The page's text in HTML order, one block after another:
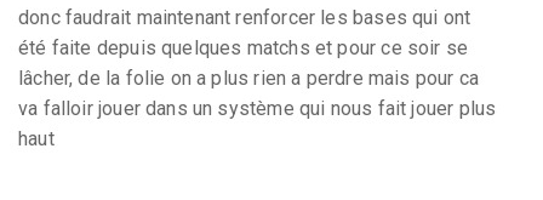
donc faudrait maintenant renforcer les bases qui ont
été faite depuis quelques matchs et pour ce soir se
lâcher, de la folie on a plus rien a perdre mais pour ca
va falloir jouer dans un système qui nous fait jouer plus
haut